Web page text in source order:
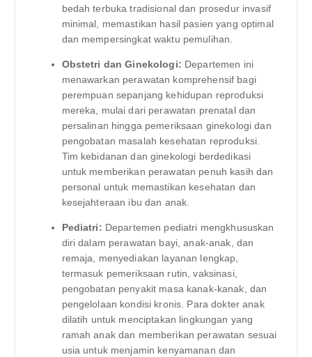
bedah terbuka tradisional dan prosedur invasif
minimal, memastikan hasil pasien yang optimal
dan mempersingkat waktu pemulihan.
Obstetri dan Ginekologi: Departemen ini
menawarkan perawatan komprehensif bagi
perempuan sepanjang kehidupan reproduksi
mereka, mulai dari perawatan prenatal dan
persalinan hingga pemeriksaan ginekologi dan
pengobatan masalah kesehatan reproduksi.
Tim kebidanan dan ginekologi berdedikasi
untuk memberikan perawatan penuh kasih dan
personal untuk memastikan kesehatan dan
kesejahteraan ibu dan anak.
Pediatri: Departemen pediatri mengkhususkan
diri dalam perawatan bayi, anak-anak, dan
remaja, menyediakan layanan lengkap,
termasuk pemeriksaan rutin, vaksinasi,
pengobatan penyakit masa kanak-kanak, dan
pengelolaan kondisi kronis. Para dokter anak
dilatih untuk menciptakan lingkungan yang
ramah anak dan memberikan perawatan sesuai
usia untuk menjamin kenyamanan dan